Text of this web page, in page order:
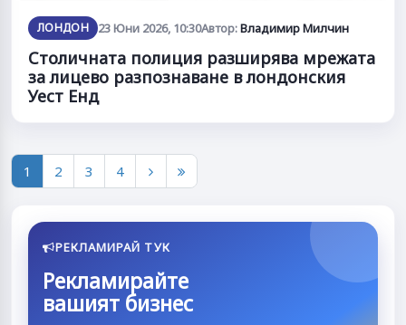
ЛОНДОН 23 Юни 2026, 10:30Автор:Владимир Милчин
Столичната полиция разширява мрежата
за лицево разпознаване в лондонския
Уест Енд
1 2 3 4
РЕКЛАМИРАЙ ТУК
Рекламирайте
вашият бизнес